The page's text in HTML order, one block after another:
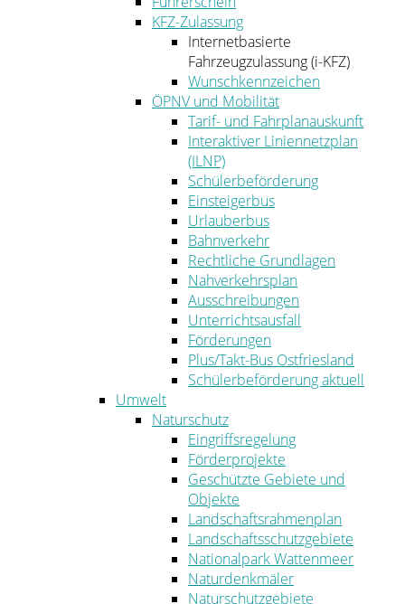
KFZ-Zulassung
Internetbasierte
Fahrzeugzulassung (i-KFZ)
Wunschkennzeichen
ÖPNV und Mobilität
Tarif- und Fahrplanauskunft
Interaktiver Liniennetzplan
(ILNP)
Schülerbeförderung
Einsteigerbus
Urlauberbus
Bahnverkehr
Rechtliche Grundlagen
Nahverkehrsplan
Ausschreibungen
Unterrichtsausfall
Förderungen
Plus/Takt-Bus Ostfriesland
Schülerbeförderung aktuell
Umwelt
Naturschutz
Eingriffsregelung
Förderprojekte
Geschützte Gebiete und
Objekte
Landschaftsrahmenplan
Landschaftsschutzgebiete
Nationalpark Wattenmeer
Naturdenkmäler
Naturschutzgebiete